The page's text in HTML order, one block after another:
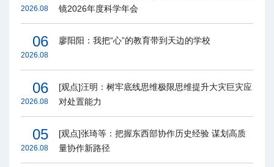
2026.08
镜2026年度科学年会
06
2026.08
廖阳阳：我把“心”的教育带到天边的学校
06
2026.08
[观点]汪明：树牢底线思维极限思维提升大灾巨灾应
对处置能力
05
2026.08
[观点]张琦等：把握东西部协作历史经验 谋划高质
量协作新路径